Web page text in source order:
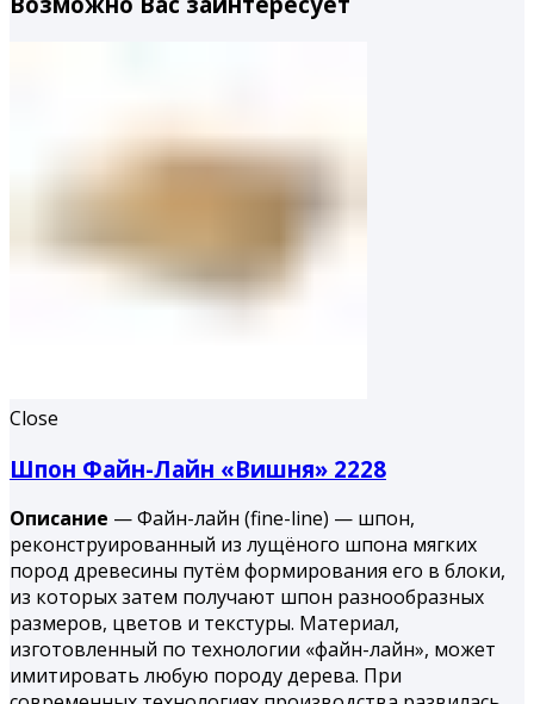
Close
Шпон Файн-Лайн «Вишня» 2228
Описание — Файн-лайн (fine-line) — шпон,
реконструированный из лущёного шпона мягких
пород древесины путём формирования его в блоки,
из которых затем получают шпон разнообразных
размеров, цветов и текстуры. Материал,
изготовленный по технологии «файн-лайн», может
имитировать любую породу дерева. При